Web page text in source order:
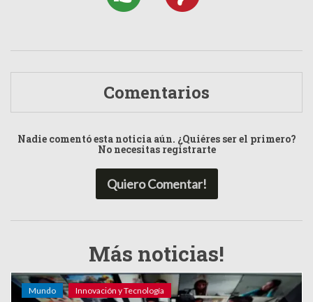
Comentarios
Nadie comentó esta noticia aún. ¿Quiéres ser el primero?
No necesitas registrarte
Quiero Comentar!
Más noticias!
Mundo Innovación y Tecnología